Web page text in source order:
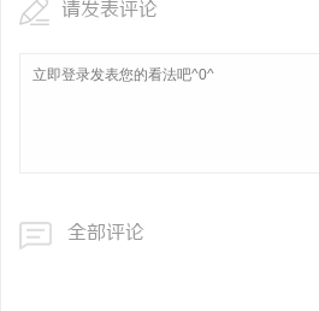
请发表评论
全部评论